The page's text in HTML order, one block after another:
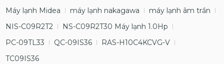
Máy lạnh Midea
máy lạnh nakagawa
máy lạnh âm trần
NIS-C09R2T2
NS-C09R2T30 Máy lạnh 1.0Hp
PC-09TL33
QC-09IS36
RAS-H10C4KCVG-V
TC09IS36